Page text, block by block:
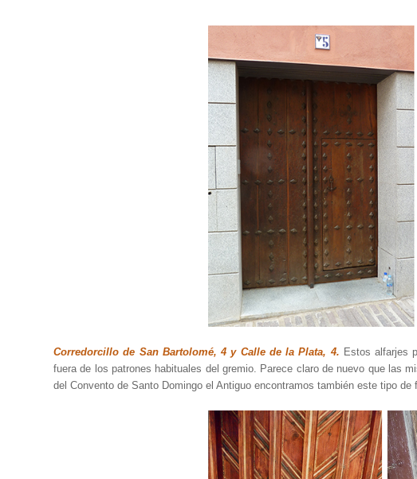
Corredorcillo de San Bartolomé, 4 y Calle de la Plata, 4. Estos alfarjes
fuera de los patrones habituales del gremio. Parece claro de nuevo que las
del Convento de Santo Domingo el Antiguo encontramos también este tipo de